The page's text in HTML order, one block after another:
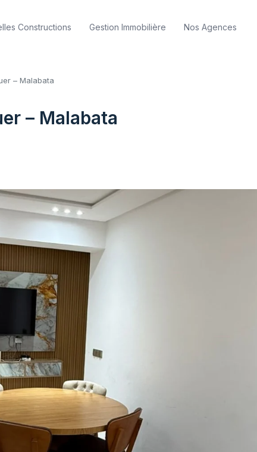
Constructions Gestion Immobilière Nos Agences
– Malabata
– Malabata